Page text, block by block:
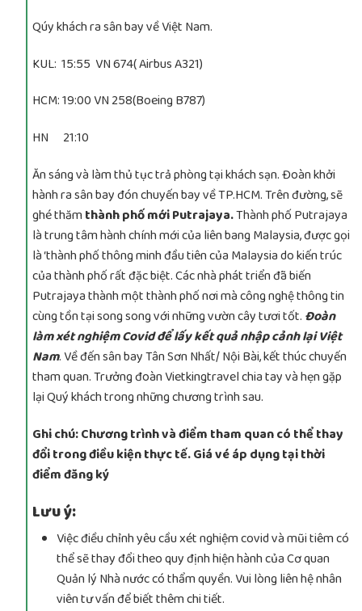
Qúy khách ra sân bay về Việt Nam.
KUL: 15:55 VN 674( Airbus A321)
HCM: 19:00 VN 258(Boeing B787)
HN 21:10
Ăn sáng và làm thủ tục trả phòng tại khách sạn. Đoàn khởi
hành ra sân bay đón chuyến bay về TP.HCM. Trên đường, sẽ
ghé thămthành phố mới Putrajaya.Thành phố Putrajaya
là trung tâm hành chính mới của liên bang Malaysia, được gọi
là ‘thành phố thông minh đầu tiên của Malaysia do kiến trúc
của thành phố rất đặc biệt. Các nhà phát triển đã biến
Putrajaya thành một thành phố nơi mà công nghệ thông tin
cùng tồn tại song song với những vườn cây tươi tốt. Đoàn
làm xét nghiệm Covid để lấy kết quả nhập cảnh lại Việt
Nam. Về đến sân bay Tân Sơn Nhất/ Nội Bài, kết thúc chuyến
tham quan. Trưởng đoàn Vietkingtravel chia tay và hẹn gặp
lại Quý khách trong những chương trình sau.
Ghi chú: Chương trình và điểm tham quan có thể thay
đổi trong điều kiện thực tế. Giá vé áp dụng tại thời
điểm đăng ký
Lưu ý:
Việc điều chỉnh yêu cầu xét nghiệm covid và mũi tiêm có
thể sẽ thay đổi theo quy định hiện hành của Cơ quan
Quản lý Nhà nước có thẩm quyền. Vui lòng liên hệ nhân
viên tư vấn để biết thêm chi tiết.